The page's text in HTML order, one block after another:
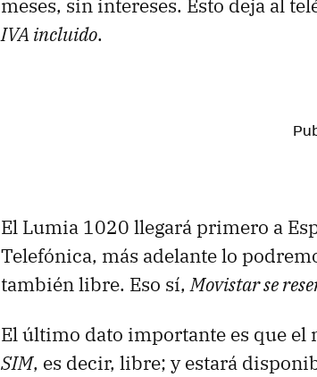
meses, sin intereses. Esto deja al
IVA incluido.
El Lumia 1020 llegará primero a
Telefónica, más adelante lo
también libre. Eso sí,Movistar se
El último dato importante es que el
SIM, es decir, libre; y estará